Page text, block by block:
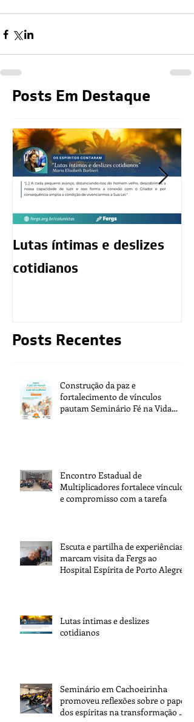
Posts Em Destaque
Lutas íntimas e deslizes
cotidianos
Posts Recentes
Construção da paz e
fortalecimento de vínculos
pautam Seminário Fé na Vida
Encontro Estadual de
Multiplicadores fortalece vínculos
e compromisso com a tarefa
Escuta e partilha de experiências
marcam visita da Fergs ao
Hospital Espírita de Porto Alegre
Lutas íntimas e deslizes
cotidianos
Seminário em Cachoeirinha
promoveu reflexões sobre o papel
dos espíritas na transformação da